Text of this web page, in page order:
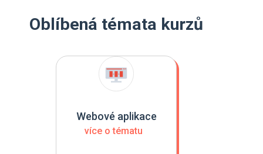
Oblíbená témata kurzů
Webové aplikace
více o tématu